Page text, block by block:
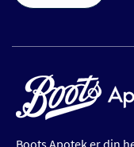
Boots Apotek er din